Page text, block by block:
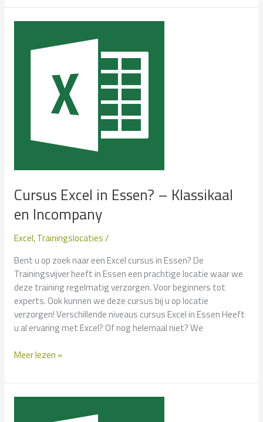
in
Est?
Klassikaal
Incompany
Cursus Excel in Essen? – Klassikaal
en Incompany
Excel,Trainingslocaties/
Bent u op zoek naar een Excel cursus in Essen? De
Trainingsvijver heeft in Essen een prachtige locatie waar we
deze training regelmatig verzorgen. Voor beginners tot
experts. Ook kunnen we deze cursus bij u op locatie
verzorgen! Verschillende niveaus cursus Excel in Essen Heeft
u al ervaring met Excel? Of nog helemaal niet? We
Cursus
in
Essen?
Meer lezen »